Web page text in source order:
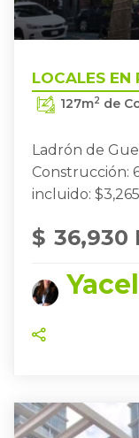
LOCALES
LOCALES EN
127m2 de
Ladrón de
Construcción:
incluido:
$ 36,930